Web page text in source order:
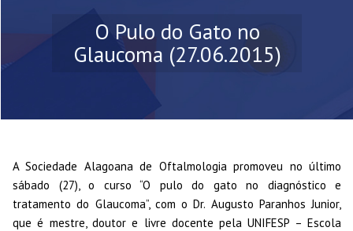
O Pulo do Gato no
Glaucoma (27.06.2015)
A Sociedade Alagoana de Oftalmologia promoveu no último
sábado (27), o curso “O pulo do gato no diagnóstico e
tratamento do Glaucoma”, com o Dr. Augusto Paranhos Junior,
que é mestre, doutor e livre docente pela UNIFESP – Escola